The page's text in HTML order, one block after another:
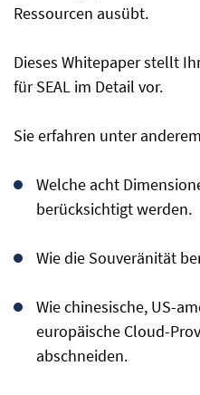
Ressourcen ausübt.
Dieses Whitepaper stellt
für SEAL im Detail vor.
Sie erfahren unter
Welche acht
berücksichtigt werden.
Wie die Souveränität
Wie chinesische, US-
europäische Cloud-
abschneiden.